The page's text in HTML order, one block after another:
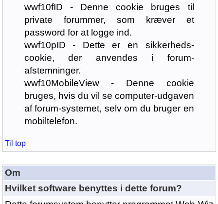
wwf10fID - Denne cookie bruges til
private forummer, som kræver et
password for at logge ind.
wwf10pID - Dette er en sikkerheds-
cookie, der anvendes i forum-
afstemninger.
wwf10MobileView - Denne cookie
bruges, hvis du vil se computer-udgaven
af forum-systemet, selv om du bruger en
mobiltelefon.
Til top
Om
Hvilket software benyttes i dette forum?